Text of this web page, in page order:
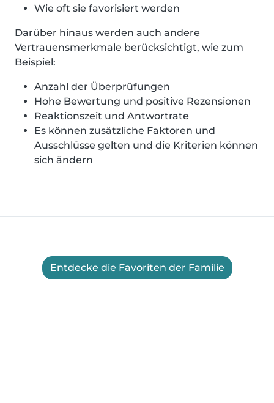
Wie oft sie favorisiert werden
Darüber hinaus werden auch andere
Vertrauensmerkmale berücksichtigt, wie zum
Beispiel:
Anzahl der Überprüfungen
Hohe Bewertung und positive Rezensionen
Reaktionszeit und Antwortrate
Es können zusätzliche Faktoren und
Ausschlüsse gelten und die Kriterien können
sich ändern
Entdecke die Favoriten der Familie